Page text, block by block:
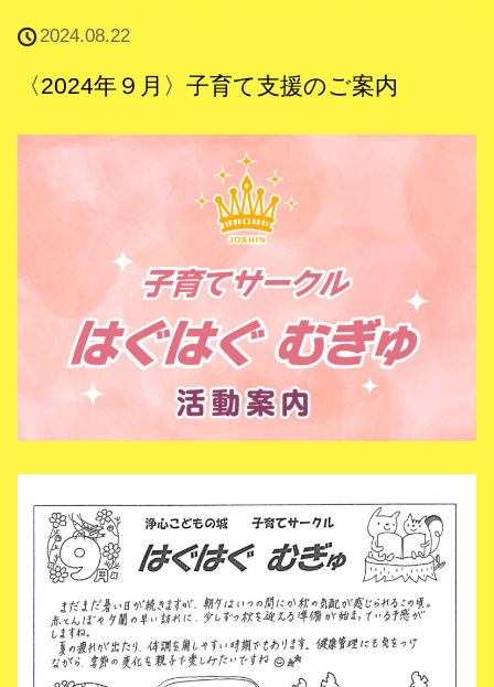
2024.08.22
〈2024年９月〉子育て支援のご案内